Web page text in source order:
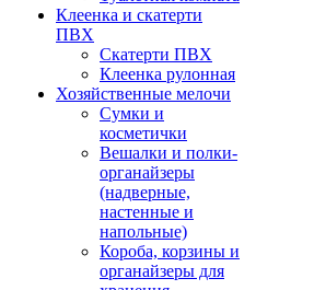
Клеенка и скатерти
ПВХ
Скатерти ПВХ
Клеенка рулонная
Хозяйственные мелочи
Сумки и
косметички
Вешалки и полки-
органайзеры
(надверные,
настенные и
напольные)
Короба, корзины и
органайзеры для